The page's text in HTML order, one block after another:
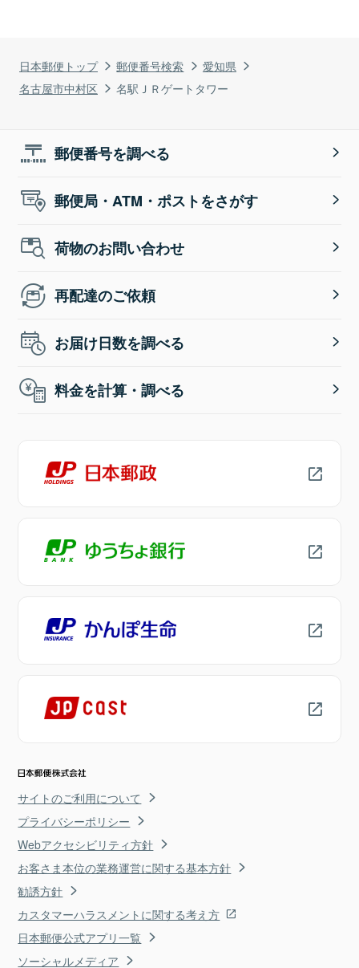
日本郵便トップ 郵便番号検索
愛知県
名古屋市中村区
名駅ＪＲゲートタワー
郵便番号を調べる
郵便局・ATM・ポストをさがす
荷物のお問い合わせ
再配達のご依頼
お届け日数を調べる
料金を計算・調べる
サイトのご利用について
プライバシーポリシー
Webアクセシビリティ方針
お客さま本位の業務運営に関する基本方針
勧誘方針
カスタマーハラスメントに関する考え方
日本郵便公式アプリ一覧
ソーシャルメディア